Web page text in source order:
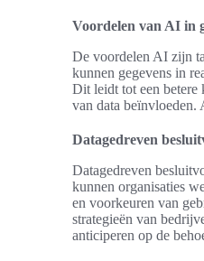
Voordelen van AI in
De voordelen AI zijn
kunnen gegevens in
Dit leidt tot een betere
van data beïnvloeden.
Datagedreven
Datagedreven
kunnen organisaties
en voorkeuren van
strategieën van
anticiperen op de